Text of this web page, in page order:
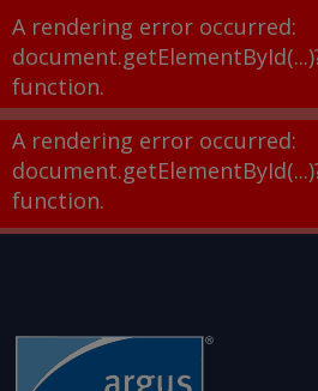
A rendering error occurred:
function.
A rendering error occurred:
function.